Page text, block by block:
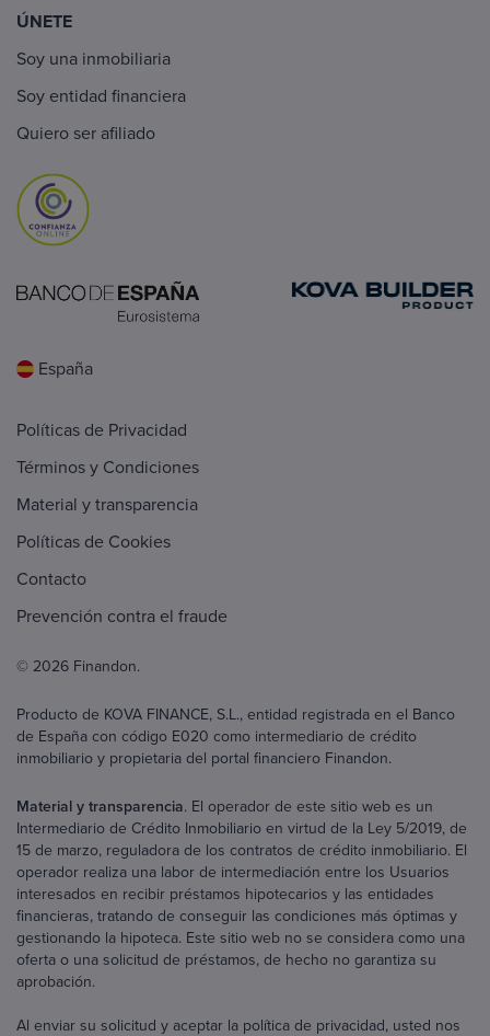
ÚNETE
Soy una inmobiliaria
Soy entidad financiera
Quiero ser afiliado
España
Políticas de Privacidad
Términos y Condiciones
Material y transparencia
Políticas de Cookies
Contacto
Prevención contra el fraude
© 2026 Finandon.
Producto de KOVA FINANCE, S.L., entidad registrada en el Banco
de España con código E020 como intermediario de crédito
inmobiliario y propietaria del portal financiero Finandon.
Material y transparencia. El operador de este sitio web es un
Intermediario de Crédito Inmobiliario en virtud de la Ley 5/2019, de
15 de marzo, reguladora de los contratos de crédito inmobiliario. El
operador realiza una labor de intermediación entre los Usuarios
interesados en recibir préstamos hipotecarios y las entidades
financieras, tratando de conseguir las condiciones más óptimas y
gestionando la hipoteca. Este sitio web no se considera como una
oferta o una solicitud de préstamos, de hecho no garantiza su
aprobación.
Al enviar su solicitud y aceptar la política de privacidad, usted nos